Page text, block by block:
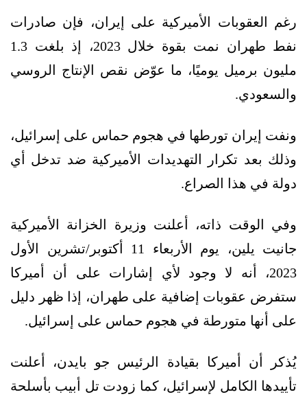
رغم العقوبات الأميركية على إيران، فإن صادرات
نفط طهران نمت بقوة خلال 2023، إذ بلغت 1.3
مليون برميل يوميًا، ما عوّض نقص الإنتاج الروسي
والسعودي.
ونفت إيران تورطها في هجوم حماس على إسرائيل،
وذلك بعد تكرار التهديدات الأميركية ضد تدخل أي
دولة في هذا الصراع.
وفي الوقت ذاته، أعلنت وزيرة الخزانة الأميركية
جانيت يلين، يوم الأربعاء 11 أكتوبر/تشرين الأول
2023، أنه لا وجود لأي إشارات على أن أميركا
ستفرض عقوبات إضافية على طهران، إذا ظهر دليل
على أنها متورطة في هجوم حماس على إسرائيل.
يُذكر أن أميركا بقيادة الرئيس جو بايدن، أعلنت
تأييدها الكامل لإسرائيل، كما زودت تل أبيب بأسلحة